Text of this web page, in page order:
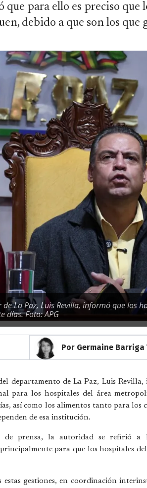
para ello es preciso que
debido a que son los
de La Paz, Luis Revilla, informó que los
días. Foto: APG
Por Germaine Barriga
departamento de La Paz, Luis
para los hospitales del área
así como los alimentos tanto para los
de esa institución.
de prensa, la autoridad se refirió a
para que los hospitales
estas gestiones, en coordinación